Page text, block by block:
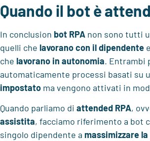
Quando il bot è
In conclusion bot RPA non sono tutti
quelli che lavorano con il dipendente
che lavorano in autonomia. Entrambi
automaticamente processi basati su
impostato ma vengono attivati in
Quando parliamo di attended RPA,
assistita, facciamo riferimento a bot
singolo dipendente a massimizzare